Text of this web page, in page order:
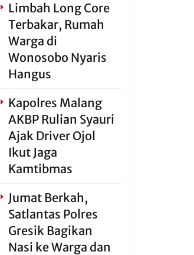
Limbah Long Core
Terbakar, Rumah
Warga di
Wonosobo Nyaris
Hangus
Kapolres Malang
AKBP Rulian Syauri
Ajak Driver Ojol
Ikut Jaga
Kamtibmas
Jumat Berkah,
Satlantas Polres
Gresik Bagikan
Nasi ke Warga dan